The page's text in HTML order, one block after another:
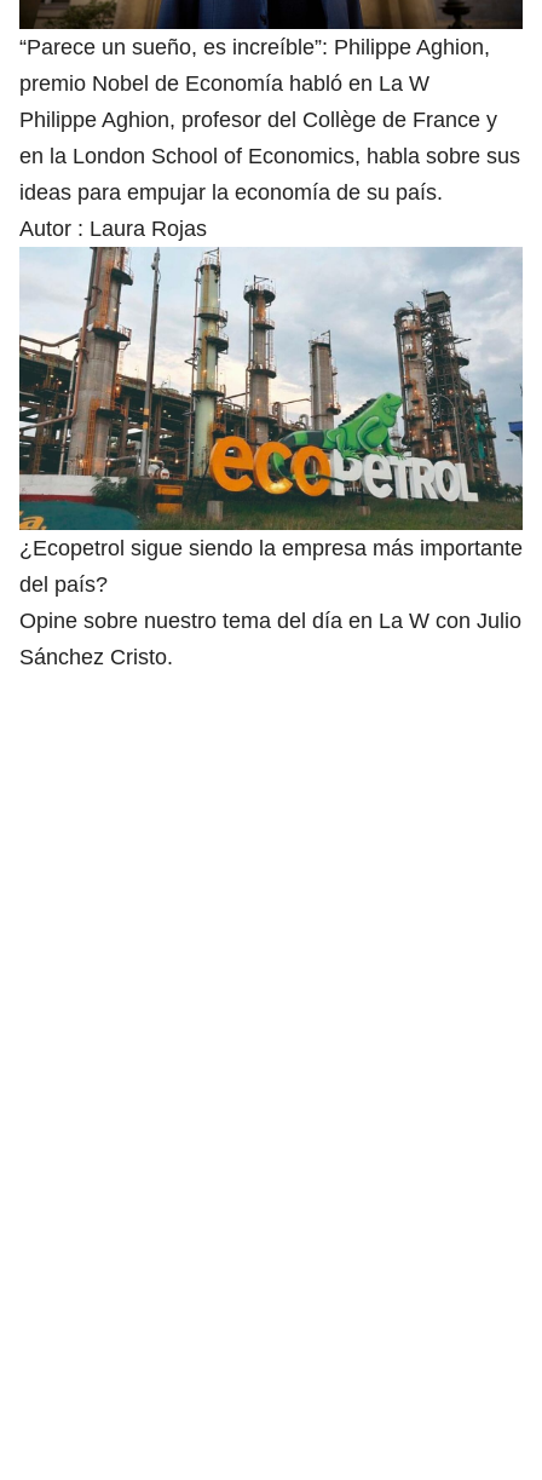
“Parece un sueño, es increíble”: Philippe Aghion,
premio Nobel de Economía habló en La W
Philippe Aghion, profesor del Collège de France y
en la London School of Economics, habla sobre sus
ideas para empujar la economía de su país.
Autor : Laura Rojas
¿Ecopetrol sigue siendo la empresa más importante
del país?
Opine sobre nuestro tema del día en La W con Julio
Sánchez Cristo.